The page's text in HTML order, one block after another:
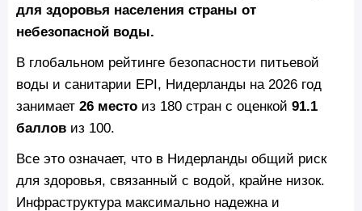
для здоровья населения страны от
небезопасной воды.
В глобальном рейтинге безопасности питьевой
воды и санитарии EPI, Нидерланды на 2026 год
занимает 26 место из 180 стран с оценкой 91.1
баллов из 100.
Все это означает, что в Нидерланды общий риск
для здоровья, связанный с водой, крайне низок.
Инфраструктура максимально надежна и